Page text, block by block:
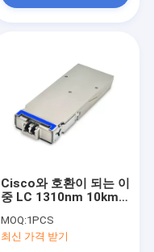
Cisco와 호환이 되는 이
중 LC 1310nm 10km
기 CFP2 LR4
MOQ:1PCS
최신 가격 받기